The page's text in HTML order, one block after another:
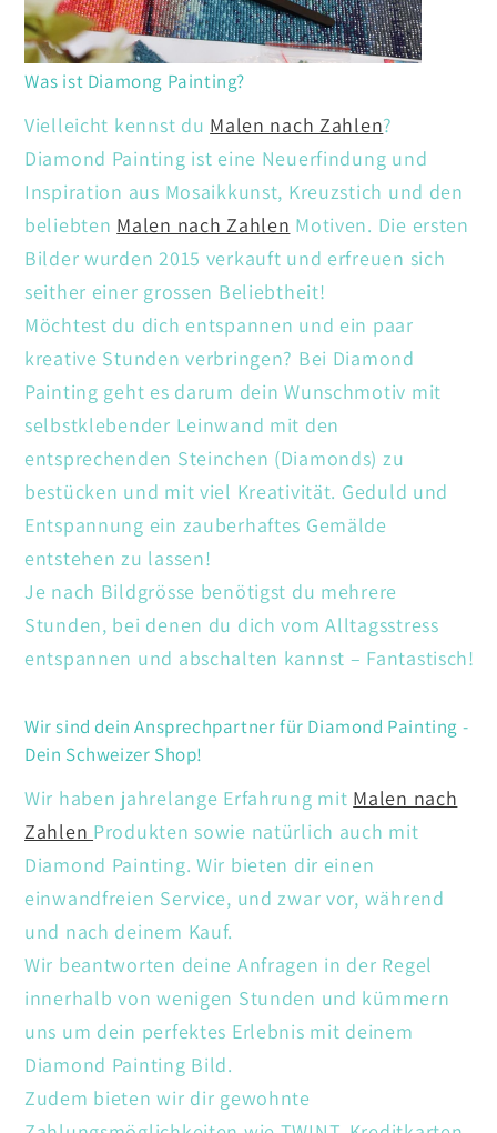
Was ist Diamong Painting?
Vielleicht kennst du Malen nach Zahlen?
Diamond Painting ist eine Neuerfindung und
Inspiration aus Mosaikkunst, Kreuzstich und den
beliebten Malen nach Zahlen Motiven. Die ersten
Bilder wurden 2015 verkauft und erfreuen sich
seither einer grossen Beliebtheit!
Möchtest du dich entspannen und ein paar
kreative Stunden verbringen? Bei Diamond
Painting geht es darum dein Wunschmotiv mit
selbstklebender Leinwand mit den
entsprechenden Steinchen (Diamonds) zu
bestücken und mit viel Kreativität. Geduld und
Entspannung ein zauberhaftes Gemälde
entstehen zu lassen!
Je nach Bildgrösse benötigst du mehrere
Stunden, bei denen du dich vom Alltagsstress
entspannen und abschalten kannst – Fantastisch!
Wir sind dein Ansprechpartner für Diamond Painting -
Dein Schweizer Shop!
Wir haben jahrelange Erfahrung mit Malen nach
Zahlen Produkten sowie natürlich auch mit
Diamond Painting. Wir bieten dir einen
einwandfreien Service, und zwar vor, während
und nach deinem Kauf.
Wir beantworten deine Anfragen in der Regel
innerhalb von wenigen Stunden und kümmern
uns um dein perfektes Erlebnis mit deinem
Diamond Painting Bild.
Zudem bieten wir dir gewohnte